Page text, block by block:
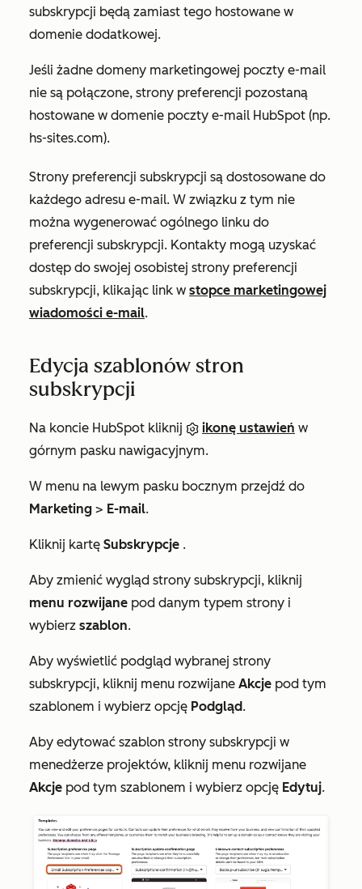
subskrypcji będą zamiast tego hostowane w
domenie dodatkowej.
Jeśli żadne domeny marketingowej poczty e-mail
nie są połączone, strony preferencji pozostaną
hostowane w domenie poczty e-mail HubSpot (np.
hs-sites.com).
Strony preferencji subskrypcji są dostosowane do
każdego adresu e-mail. W związku z tym nie
można wygenerować ogólnego linku do
preferencji subskrypcji. Kontakty mogą uzyskać
dostęp do swojej osobistej strony preferencji
subskrypcji, klikając link w stopce marketingowej
wiadomości e-mail.
Edycja szablonów stron
subskrypcji
Na koncie HubSpot kliknij ikonę ustawień w
górnym pasku nawigacyjnym.
W menu na lewym pasku bocznym przejdź do
Marketing > E-mail.
Kliknij kartę Subskrypcje .
Aby zmienić wygląd strony subskrypcji, kliknij
menu rozwijane pod danym typem strony i
wybierz szablon.
Aby wyświetlić podgląd wybranej strony
subskrypcji, kliknij menu rozwijane Akcje pod tym
szablonem i wybierz opcję Podgląd.
Aby edytować szablon strony subskrypcji w
menedżerze projektów, kliknij menu rozwijane
Akcje pod tym szablonem i wybierz opcję Edytuj.